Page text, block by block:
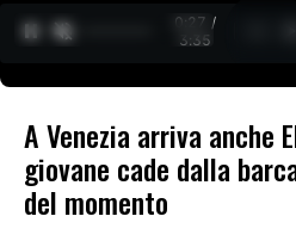
0:27 /
3:35
A Venezia arriva anche
giovane cade dalla
del momento